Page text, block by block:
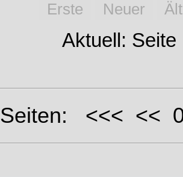
Erste Neuer
Aktuell: Seite
Seiten: <<< <<